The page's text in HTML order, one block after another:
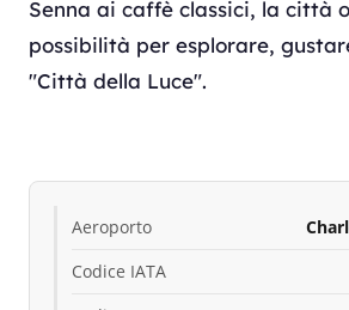
Senna ai caffè classici, la città
possibilità per esplorare,
"Città della Luce".
Aeroporto
Codice IATA